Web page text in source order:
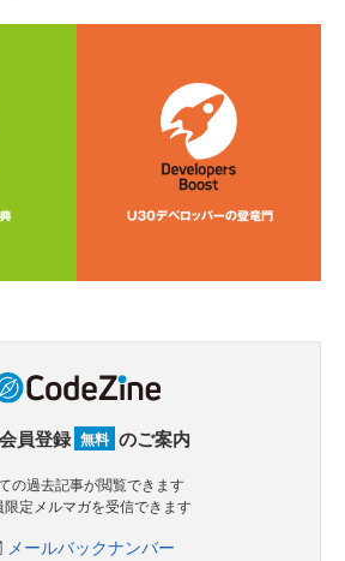
員登録 無料 のご案内
の過去記事が閲覧できます
限定メルマガを受信できます
メールバックナンバー